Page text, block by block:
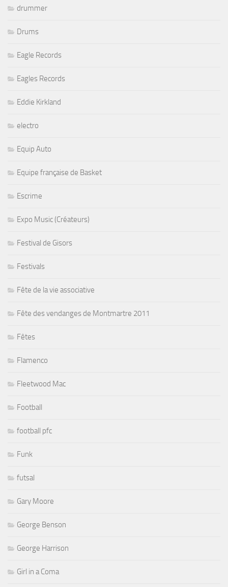
drummer
Drums
Eagle Records
Eagles Records
Eddie Kirkland
electro
Equip Auto
Equipe française de Basket
Escrime
Expo Music (Créateurs)
Festival de Gisors
Festivals
Fête de la vie associative
Fête des vendanges de Montmartre 2011
Fêtes
Flamenco
Fleetwood Mac
Football
football pfc
Funk
futsal
Gary Moore
George Benson
George Harrison
Girl in a Coma